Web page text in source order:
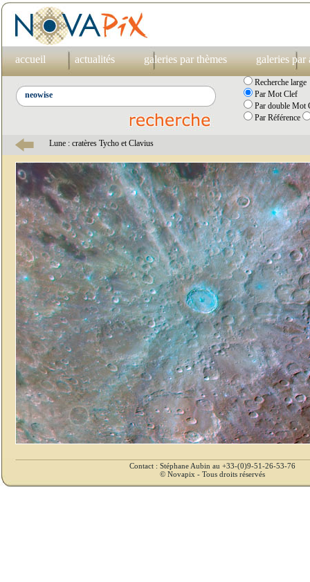
accueil actualités galeries par thèmes galeries par
Recherche large
Par Mot Clef
Par double Mot
Par Référence
Lune : cratères Tycho et Clavius
Contact : Stéphane Aubin au +33-(0)9-51-26-53-76
© Novapix - Tous droits réservés